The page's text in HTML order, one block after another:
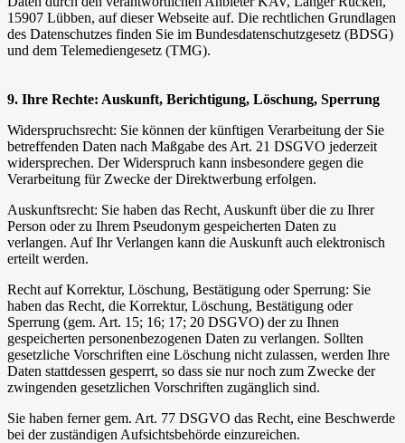
15907 Lübben, auf dieser Webseite auf. Die rechtlichen Grundlagen
des Datenschutzes finden Sie im Bundesdatenschutzgesetz (BDSG)
und dem Telemediengesetz (TMG).
9. Ihre Rechte: Auskunft, Berichtigung, Löschung, Sperrung
Widerspruchsrecht: Sie können der künftigen Verarbeitung der Sie
betreffenden Daten nach Maßgabe des Art. 21 DSGVO jederzeit
widersprechen. Der Widerspruch kann insbesondere gegen die
Verarbeitung für Zwecke der Direktwerbung erfolgen.
Auskunftsrecht: Sie haben das Recht, Auskunft über die zu Ihrer
Person oder zu Ihrem Pseudonym gespeicherten Daten zu
verlangen. Auf Ihr Verlangen kann die Auskunft auch elektronisch
erteilt werden.
Recht auf Korrektur, Löschung, Bestätigung oder Sperrung: Sie
haben das Recht, die Korrektur, Löschung, Bestätigung oder
Sperrung (gem. Art. 15; 16; 17; 20 DSGVO) der zu Ihnen
gespeicherten personenbezogenen Daten zu verlangen. Sollten
gesetzliche Vorschriften eine Löschung nicht zulassen, werden Ihre
Daten stattdessen gesperrt, so dass sie nur noch zum Zwecke der
zwingenden gesetzlichen Vorschriften zugänglich sind.
Sie haben ferner gem. Art. 77 DSGVO das Recht, eine Beschwerde
bei der zuständigen Aufsichtsbehörde einzureichen.